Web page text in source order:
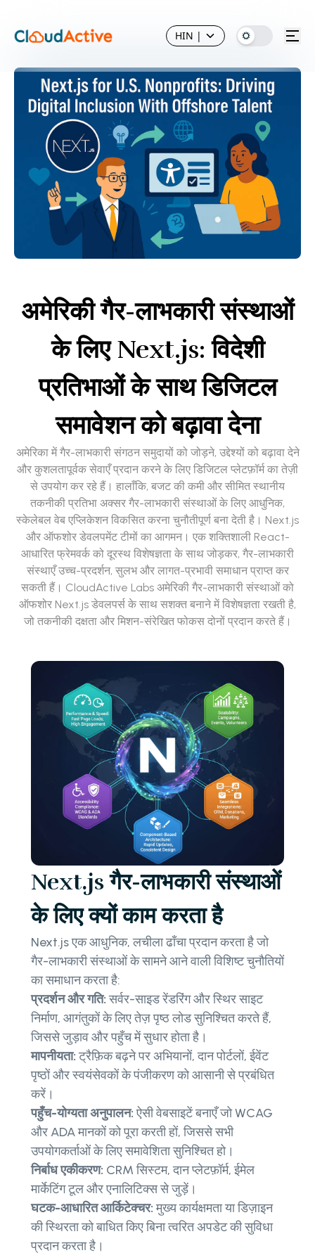
HIN |
अमेरिकी गैर-लाभकारी संस्थाओं
के लिए Next.js: विदेशी
प्रतिभाओं के साथ डिजिटल
समावेशन को बढ़ावा देना
अमेरिका में गैर-लाभकारी संगठन समुदायों को जोड़ने, उद्देश्यों को बढ़ावा देने
और कुशलतापूर्वक सेवाएँ प्रदान करने के लिए डिजिटल प्लेटफ़ॉर्म का तेज़ी
से उपयोग कर रहे हैं। हालाँकि, बजट की कमी और सीमित स्थानीय
तकनीकी प्रतिभा अक्सर गैर-लाभकारी संस्थाओं के लिए आधुनिक,
स्केलेबल वेब एप्लिकेशन विकसित करना चुनौतीपूर्ण बना देती है। Next.js
और ऑफशोर डेवलपमेंट टीमों का आगमन। एक शक्तिशाली React-
आधारित फ्रेमवर्क को दूरस्थ विशेषज्ञता के साथ जोड़कर, गैर-लाभकारी
संस्थाएँ उच्च-प्रदर्शन, सुलभ और लागत-प्रभावी समाधान प्राप्त कर
सकती हैं। CloudActive Labs अमेरिकी गैर-लाभकारी संस्थाओं को
ऑफशोर Next.js डेवलपर्स के साथ सशक्त बनाने में विशेषज्ञता रखती है,
जो तकनीकी दक्षता और मिशन-संरेखित फोकस दोनों प्रदान करते हैं।
Next.js गैर-लाभकारी संस्थाओं
के लिए क्यों काम करता है
Next.js एक आधुनिक, लचीला ढाँचा प्रदान करता है जो
गैर-लाभकारी संस्थाओं के सामने आने वाली विशिष्ट चुनौतियों
का समाधान करता है:
प्रदर्शन और गति:सर्वर-साइड रेंडरिंग और स्थिर साइट
निर्माण, आगंतुकों के लिए तेज़ पृष्ठ लोड सुनिश्चित करते हैं,
जिससे जुड़ाव और पहुँच में सुधार होता है।
मापनीयता:ट्रैफ़िक बढ़ने पर अभियानों, दान पोर्टलों, ईवेंट
पृष्ठों और स्वयंसेवकों के पंजीकरण को आसानी से प्रबंधित
करें।
पहुँच-योग्यता अनुपालन:ऐसी वेबसाइटें बनाएँ जो WCAG
और ADA मानकों को पूरा करती हों, जिससे सभी
उपयोगकर्ताओं के लिए समावेशिता सुनिश्चित हो।
निर्बाध एकीकरण: CRM सिस्टम, दान प्लेटफ़ॉर्म, ईमेल
मार्केटिंग टूल और एनालिटिक्स से जुड़ें।
घटक-आधारित आर्किटेक्चर:मुख्य कार्यक्षमता या डिज़ाइन
की स्थिरता को बाधित किए बिना त्वरित अपडेट की सुविधा
प्रदान करता है।